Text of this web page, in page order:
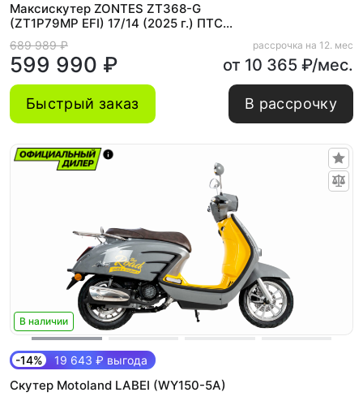
Максискутер ZONTES ZT368-G
(ZT1P79MP EFI) 17/14 (2025 г.) ПТС
(Зеленый)
689 989 ₽
599 990 ₽
рассрочка на 12. мес
от 10 365 ₽/мес.
Быстрый заказ В рассрочку
В наличии
-14% 19 643 ₽ выгода
Скутер Motoland LABEI (WY150-5A)